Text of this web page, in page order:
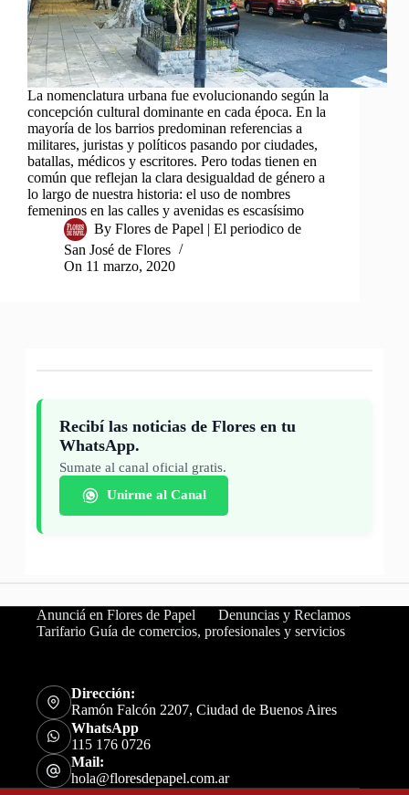
La nomenclatura urbana fue evolucionando según la
concepción cultural dominante en cada época. En la
mayoría de los barrios predominan referencias a
militares, juristas y políticos pasando por ciudades,
batallas, médicos y escritores. Pero todas tienen en
común que reflejan la clara desigualdad de género a
lo largo de nuestra historia: el uso de nombres
femeninos en las calles y avenidas es escasísimo
By Flores de Papel | El periodico de
San José de Flores
On 11 marzo, 2020
Recibí las noticias de Flores en tu
WhatsApp.
Sumate al canal oficial gratis.
Unirme al Canal
Anunciá en Flores de Papel
Denuncias y Reclamos
Tarifario Guía de comercios, profesionales y servicios
Dirección:
Ramón Falcón 2207, Ciudad de Buenos Aires
WhatsApp
115 176 0726
Mail:
hola@floresdepapel.com.ar